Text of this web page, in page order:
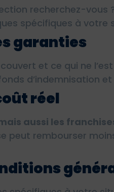
recherchez-vous
spécifiques à votre
garanties
et ce qui ne
d’indemnisation
réel
aussi les
peut rembourser